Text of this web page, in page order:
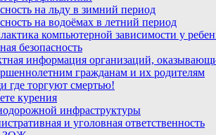
на льду в зимний период
на водоёмах в летний период
компьютерной зависимости у
безопасность
информация организаций,
гражданам и их родителям
где торгуют смертью!
курения
инфраструктуры
и уголовная ответственность